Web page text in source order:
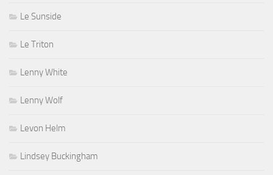
Le Sunside
Le Triton
Lenny White
Lenny Wolf
Levon Helm
Lindsey Buckingham